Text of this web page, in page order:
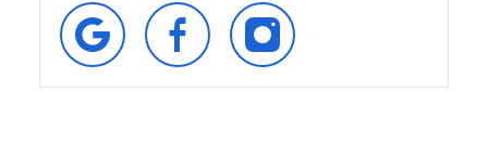
RETROUVEZ‑NOUS
SUR
GOOGLE
SUIVEZ‑NOUS
SUR
FACEBOOK
SUIVEZ‑NOUS
SUR
INSTAGRAM